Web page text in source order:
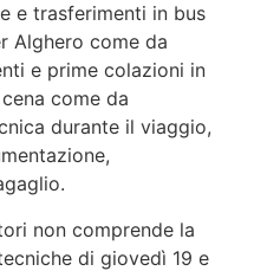
e trasferimenti in bus
Alghero come da
e prime colazioni in
come da
durante il viaggio,
non comprende la
di giovedì 19 e